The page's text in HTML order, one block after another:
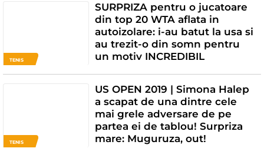
TENIS
SURPRIZA pentru o jucatoare
din top 20 WTA aflata in
autoizolare: i-au batut la usa si
au trezit-o din somn pentru
un motiv INCREDIBIL
TENIS
US OPEN 2019 | Simona Halep
a scapat de una dintre cele
mai grele adversare de pe
partea ei de tablou! Surpriza
mare: Muguruza, out!